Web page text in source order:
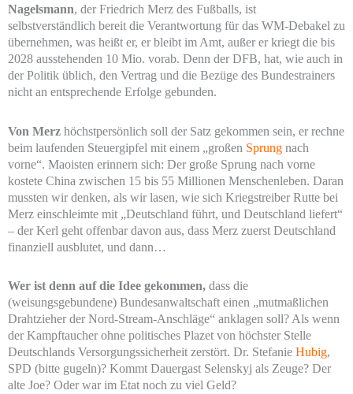
Nagelsmann, der Friedrich Merz des Fußballs, ist
selbstverständlich bereit die Verantwortung für das WM-Debakel zu
übernehmen, was heißt er, er bleibt im Amt, außer er kriegt die bis
2028 ausstehenden 10 Mio. vorab. Denn der DFB, hat, wie auch in
der Politik üblich, den Vertrag und die Bezüge des Bundestrainers
nicht an entsprechende Erfolge gebunden.
Von Merz höchstpersönlich soll der Satz gekommen sein, er rechne
beim laufenden Steuergipfel mit einem „großen Sprung nach
vorne“. Maoisten erinnern sich: Der große Sprung nach vorne
kostete China zwischen 15 bis 55 Millionen Menschenleben. Daran
mussten wir denken, als wir lasen, wie sich Kriegstreiber Rutte bei
Merz einschleimte mit „Deutschland führt, und Deutschland liefert“
– der Kerl geht offenbar davon aus, dass Merz zuerst Deutschland
finanziell ausblutet, und dann…
Wer ist denn auf die Idee gekommen, dass die
(weisungsgebundene) Bundesanwaltschaft einen „mutmaßlichen
Drahtzieher der Nord-Stream-Anschläge“ anklagen soll? Als wenn
der Kampftaucher ohne politisches Plazet von höchster Stelle
Deutschlands Versorgungssicherheit zerstört. Dr. Stefanie Hubig,
SPD (bitte gugeln)? Kommt Dauergast Selenskyj als Zeuge? Der
alte Joe? Oder war im Etat noch zu viel Geld?